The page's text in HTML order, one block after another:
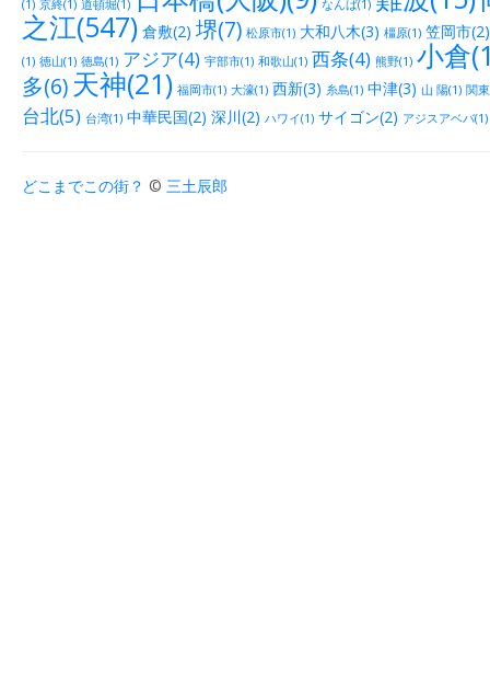
(1) 京終(1) 道頓堀(1) なんば(1)
之江(547) 倉敷(2) 堺(7) 松原市(1) 大和八木(3) 橿原(1) 笠岡市(2)
(1) 徳山(1) 徳島(1) アジア(4) 宇部市(1) 和歌山(1) 西条(4) 熊野(1) 小倉
多(6) 天神(21) 福岡市(1) 大濠(1) 西新(3) 糸島(1) 中津(3) 山 陽(1) 関
台北(5) 台湾(1) 中華民国(2) 深川(2) ハワイ(1) サイゴン(2) アジスアベバ(1)
どこまでこの街？ © 三土辰郎